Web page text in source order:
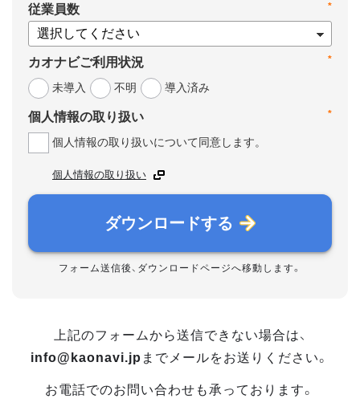
*
従業員数
*
カオナビご利用状況
未導入
不明 導入済み
*
個人情報の取り扱い
個人情報の取り扱いについて同意します。
個人情報の取り扱い
ダウンロードする
フォーム送信後、ダウンロードページへ移動します。
上記のフォームから送信できない場合は、
info@kaonavi.jp までメールをお送りください。
お電話でのお問い合わせも承っております。